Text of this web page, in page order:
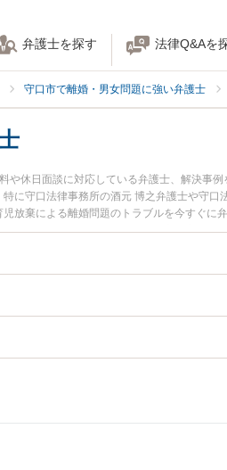
弁護士を探す 法律Q&Aを
守口市で離婚・男女問題に強い弁護士
休日面談に対応している弁護士、解決事
に守口法律事務所の酒元 博之弁護士や守口
放棄による離婚問題のトラブルを今すぐに
よる離婚問題を法律相談できる守口市内の